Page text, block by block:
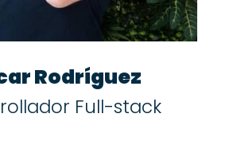
Rodríguez
Full-stack